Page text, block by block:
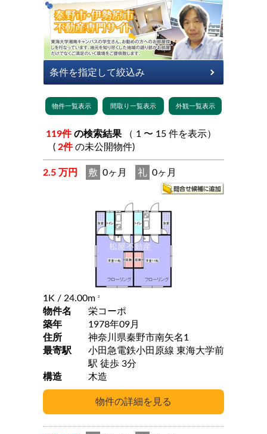
119件 の検索結果
( 2件 の未公開物件)
2.5 万円 敷 0ヶ月 礼 0ヶ月
1K / 24.00m 2
物件名
栄コーポ
築年
1978年09月
住所
神奈川県秦野市南矢名1
最寄駅
小田急電鉄小田原線 東海大学前
駅 徒歩 3分
構造
木造